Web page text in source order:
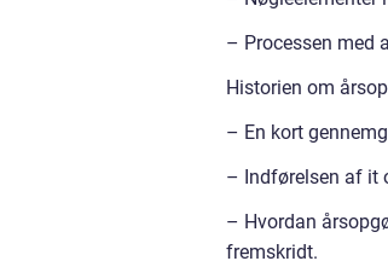
– Processen med
Historien om
– En kort
– Indførelsen af it
– Hvordan
fremskridt.